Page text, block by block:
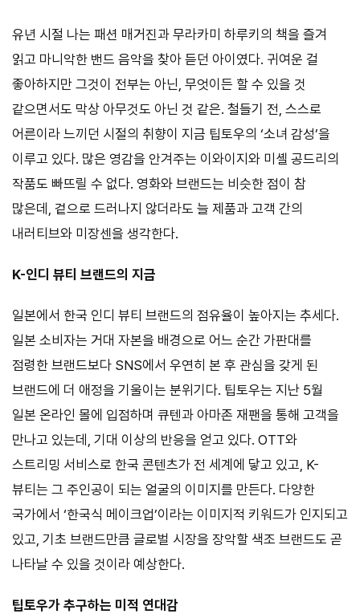
유년 시절 나는 패션 매거진과 무라카미 하루키의 책을 즐겨
읽고 마니악한 밴드 음악을 찾아 듣던 아이였다. 귀여운 걸
좋아하지만 그것이 전부는 아닌, 무엇이든 할 수 있을 것
같으면서도 막상 아무것도 아닌 것 같은. 철들기 전, 스스로
어른이라 느끼던 시절의 취향이 지금 팁토우의 ‘소녀 감성’을
이루고 있다. 많은 영감을 안겨주는 이와이지와 미셸 공드리의
작품도 빠뜨릴 수 없다. 영화와 브랜드는 비슷한 점이 참
많은데, 겉으로 드러나지 않더라도 늘 제품과 고객 간의
내러티브와 미장센을 생각한다.
K-인디 뷰티 브랜드의 지금
일본에서 한국 인디 뷰티 브랜드의 점유율이 높아지는 추세다.
일본 소비자는 거대 자본을 배경으로 어느 순간 가판대를
점령한 브랜드보다 SNS에서 우연히 본 후 관심을 갖게 된
브랜드에 더 애정을 기울이는 분위기다. 팁토우는 지난 5월
일본 온라인 몰에 입점하며 큐텐과 아마존 재팬을 통해 고객을
만나고 있는데, 기대 이상의 반응을 얻고 있다. OTT와
스트리밍 서비스로 한국 콘텐츠가 전 세계에 닿고 있고, K-
뷰티는 그 주인공이 되는 얼굴의 이미지를 만든다. 다양한
국가에서 ‘한국식 메이크업’이라는 이미지적 키워드가 인지되고
있고, 기초 브랜드만큼 글로벌 시장을 장악할 색조 브랜드도 곧
나타날 수 있을 것이라 예상한다.
팁토우가 추구하는 미적 연대감